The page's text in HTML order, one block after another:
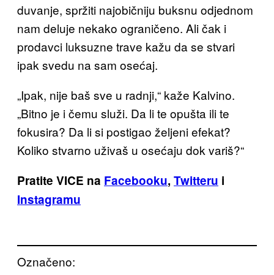
duvanje, spržiti najobičniju buksnu odjednom
nam deluje nekako ograničeno. Ali čak i
prodavci luksuzne trave kažu da se stvari
ipak svedu na sam osećaj.
„Ipak, nije baš sve u radnji,“ kaže Kalvino.
„Bitno je i čemu služi. Da li te opušta ili te
fokusira? Da li si postigao željeni efekat?
Koliko stvarno uživaš u osećaju dok variš?“
Pratite VICE na Facebooku, Twitteru i
Instagramu
Označeno: